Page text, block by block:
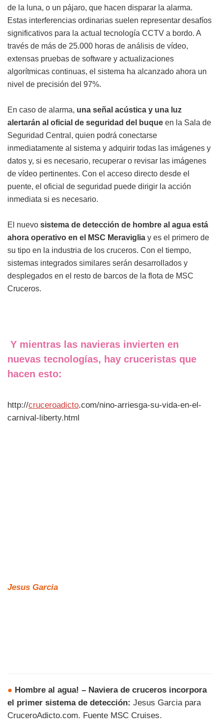
de la luna, o un pájaro, que hacen disparar la alarma.
Estas interferencias ordinarias suelen representar desafíos
significativos para la actual tecnología CCTV a bordo. A
través de más de 25.000 horas de análisis de vídeo,
extensas pruebas de software y actualizaciones
algorítmicas continuas, el sistema ha alcanzado ahora un
nivel de precisión del 97%.
En caso de alarma, una señal acústica y una luz
alertarán al oficial de seguridad del buque en la Sala de
Seguridad Central, quien podrá conectarse
inmediatamente al sistema y adquirir todas las imágenes y
datos y, si es necesario, recuperar o revisar las imágenes
de vídeo pertinentes. Con el acceso directo desde el
puente, el oficial de seguridad puede dirigir la acción
inmediata si es necesario.
El nuevo sistema de detección de hombre al agua está
ahora operativo en el MSC Meraviglia y es el primero de
su tipo en la industria de los cruceros. Con el tiempo,
sistemas integrados similares serán desarrollados y
desplegados en el resto de barcos de la flota de MSC
Cruceros.
Y mientras las navieras invierten en
nuevas tecnologías, hay cruceristas que
hacen esto:
http://cruceroadicto.com/nino-arriesga-su-vida-en-el-
carnival-liberty.html
Jesus Garcia
● Hombre al agua! – Naviera de cruceros incorpora
el primer sistema de detección: Jesus Garcia para
CruceroAdicto.com. Fuente MSC Cruises.